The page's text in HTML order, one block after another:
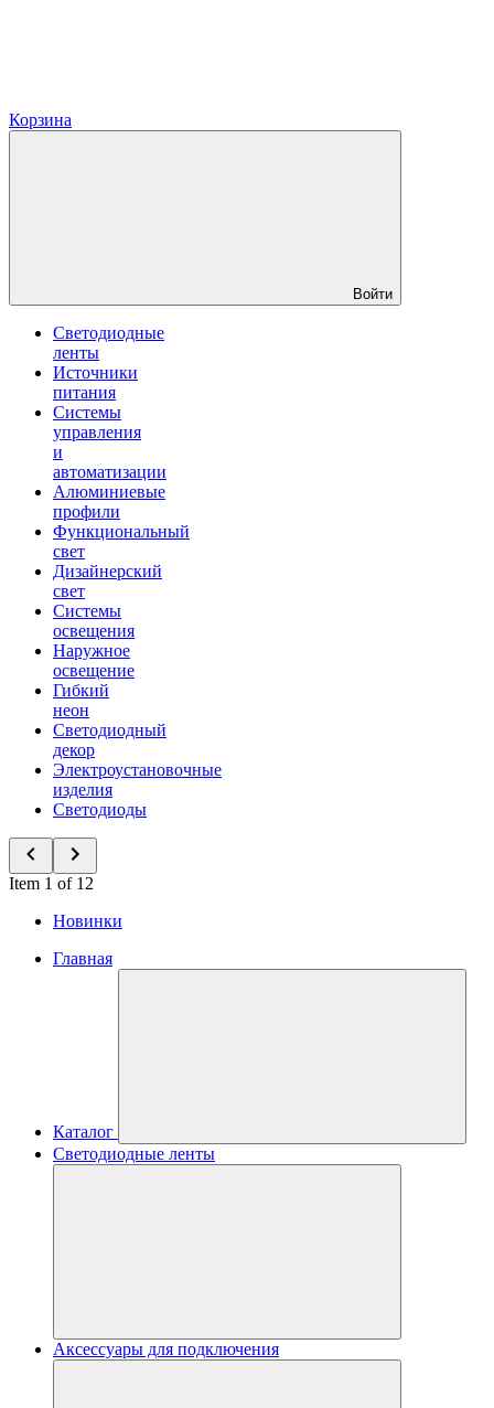
Корзина
Войти
Светодиодные
ленты
Источники
питания
Системы
управления
и
автоматизации
Алюминиевые
профили
Функциональный
свет
Дизайнерский
свет
Системы
освещения
Наружное
освещение
Гибкий
неон
Светодиодный
декор
Электроустановочные
изделия
Светодиоды
Item 1 of 12
Новинки
Главная
Каталог
Светодиодные ленты
Аксессуары для подключения